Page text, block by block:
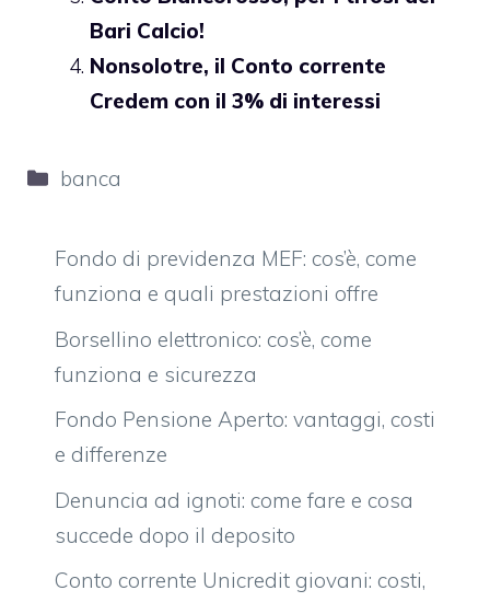
Bari Calcio!
Nonsolotre, il Conto corrente
Credem con il 3% di interessi
Categorie
banca
Fondo di previdenza MEF: cos’è, come
funziona e quali prestazioni offre
Borsellino elettronico: cos’è, come
funziona e sicurezza
Fondo Pensione Aperto: vantaggi, costi
e differenze
Denuncia ad ignoti: come fare e cosa
succede dopo il deposito
Conto corrente Unicredit giovani: costi,